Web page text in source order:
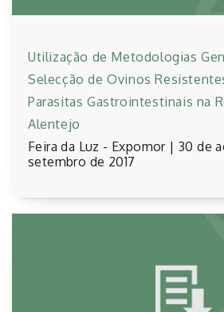
Utilização de Metodologias
Selecção de Ovinos
Parasitas Gastrointestinais na
Alentejo
Feira da Luz - Expomor | 30 de
setembro de 2017